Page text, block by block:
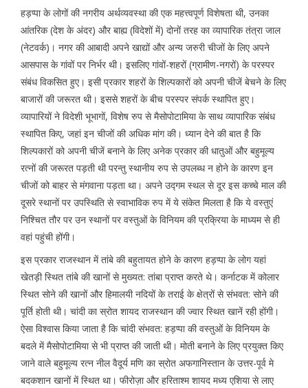
हड़प्पा के लोगों की नगरीय अर्थव्यवस्था की एक महत्त्वपूर्ण विशेषता थी, उनका
आंतरिक (देश के अंदर) और बाह्य (विदेशों में) दोनों तरह का व्यापारिक तंत्रा जाल
(नेटवर्क)। नगर की आबादी अपने खाद्यों और अन्य जरुरी चीजों के लिए अपने
आसपास के गांवों पर निर्भर थी। इसलिए गांवों-शहरों (ग्रामीण-नगरों) के परस्पर
संबंध विकसित हुए। इसी प्रकार शहरों के शिल्पकारों को अपनी चीजें बेचने के लिए
बाजारों की जरूरत थी। इससे शहरों के बीच परस्पर संपर्क स्थापित हुए।
व्यापारियों ने विदेशी भूभागों, विशेष रुप से मैसोपोटामिया के साथ व्यापारिक संबंध
स्थापित किए, जहां इन चीजों की अधिक मांग की। ध्यान देने की बात है कि
शिल्पकारों को अपनी चीजें बनाने के लिए अनेक प्रकार की धातुओं और बहुमूल्य
रत्नों की जरूरत पड़ती थी परन्तु स्थानीय रुप से उपलब्ध न होने के कारण इन
चीजों को बाहर से मंगवाना पड़ता था। अपने उद्गम स्थल से दूर इस कच्चे माल की
दूसरे स्थानों पर उपस्थिति से स्वाभाविक रुप में ये संकेत मिलता है कि ये वस्तुएं
निश्चित तौर पर उन स्थानों पर वस्तुओं के विनियम की प्रक्रिया के माध्यम से ही
वहां पहुंची होंगी।
इस प्रकार राजस्थान में तांबे की बहुतायत होने के कारण हड़प्पा के लोग यहां
खेतड़ी स्थित तांबे की खानों से मुख्यत: तांबा प्राप्त करते थे। कर्नाटक में कोलार
स्थित सोने की खानों और हिमालयी नदियों के तराई के क्षेत्रों से संभवत: सोने की
पूर्ति होती थी। चांदी का स्रोत शायद राजस्थान की ज्वार स्थित खानें रही होंगी।
ऐसा विश्वास किया जाता है कि चांदी संभवत: हड़प्पा की वस्तुओं के विनियम के
बदले में मैसोपोटामिया से भी प्राप्त की जाती थी। मोती बनाने के लिए प्रयुक्त किए
जाने वाले बहुमूल्य रत्न नील वैदूर्य मणि का स्रोत अफगानिस्तान के उत्तर-पूर्व मे
बदकशान खानों में स्थित था। फीरोज़ा और हरिताश्म शायद मध्य एशिया से लाए